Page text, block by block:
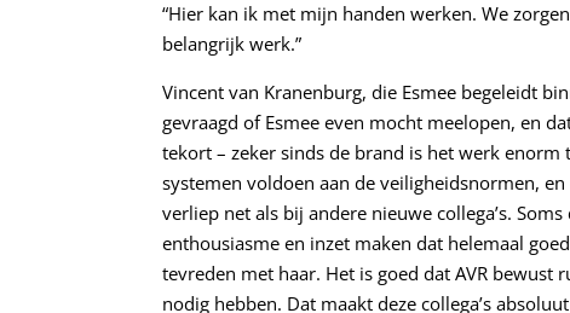
“Hier kan ik met mijn handen werken. We
belangrijk werk.”
Vincent van Kranenburg, die Esmee begeleidt
gevraagd of Esmee even mocht meelopen, en
tekort – zeker sinds de brand is het werk
systemen voldoen aan de veiligheidsnormen,
verliep net als bij andere nieuwe collega’s.
enthousiasme en inzet maken dat helemaal
tevreden met haar. Het is goed dat AVR
nodig hebben. Dat maakt deze collega’s